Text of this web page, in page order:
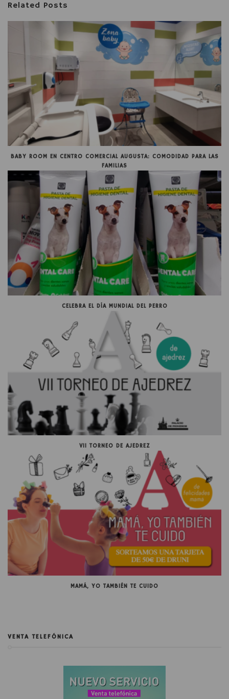
Related Posts
BABY ROOM EN CENTRO COMERCIAL AUGUSTA: COMODIDAD PARA LAS
FAMILIAS
CELEBRA EL DÍA MUNDIAL DEL PERRO
VII TORNEO DE AJEDREZ
MAMÁ, YO TAMBIÉN TE CUIDO
VENTA TELEFÓNICA